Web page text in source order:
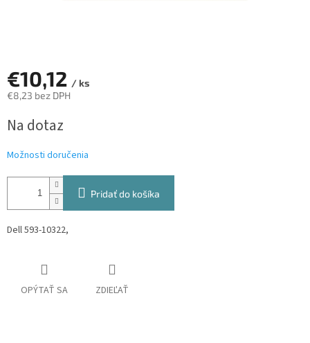
€10,12 / ks
€8,23 bez DPH
cena:
Na dotaz
Možnosti doručenia
Pridať do košíka
Dell 593-10322,
OPÝTAŤ SA ZDIEĽAŤ